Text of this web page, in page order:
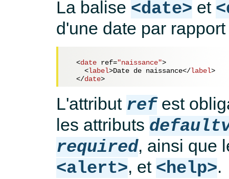
La balise <date> et
d'une date par
<date ref="naissance">
<label>Date de naissance</label>
</date>
L'attribut refest
les attributs
required, ainsi que
<alert>, et <help>.